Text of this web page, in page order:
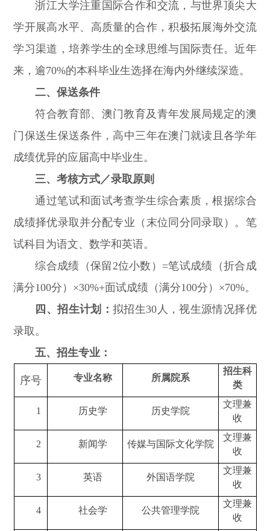
浙江大学注重国际合作和交流，与世界顶尖大
学开展高水平、高质量的合作，积极拓展海外交流
学习渠道，培养学生的全球思维与国际责任。近年
来，逾70%的本科毕业生选择在海内外继续深造。
二、保送条件
符合教育部、澳门教育及青年发展局规定的澳
门保送生保送条件，高中三年在澳门就读且各学年
成绩优异的应届高中毕业生。
三、考核方式／录取原则
通过笔试和面试考查学生综合素质，根据综合
成绩择优录取并分配专业（末位同分同录取）。笔
试科目为语文、数学和英语。
综合成绩（保留2位小数）=笔试成绩（折合成
满分100分）×30%+面试成绩（满分100分）×70%。
四、招生计划：拟招生30人，视生源情况择优
录取。
五、招生专业：
序号 专业名称 所属院系
招生科
类
1 历史学 历史学院
文理兼
收
2 新闻学 传媒与国际文化学院
文理兼
收
3 英语 外国语学院
文理兼
收
4 社会学 公共管理学院
文理兼
收